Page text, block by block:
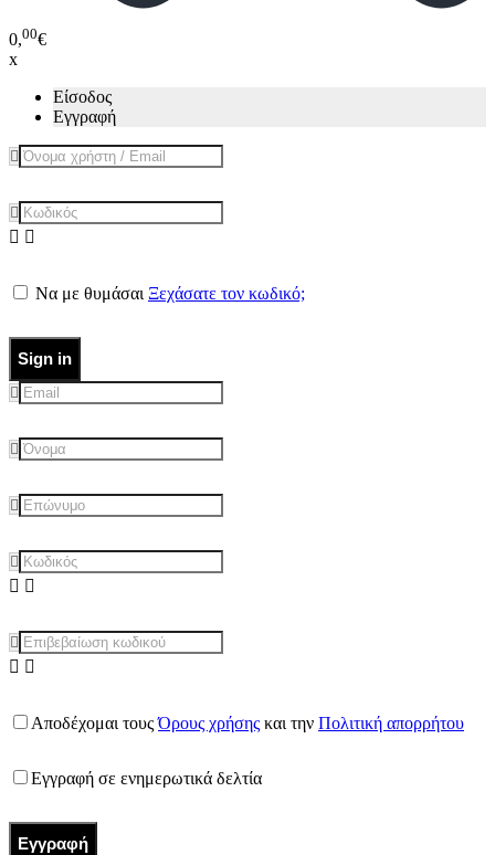
0,00€
x
Είσοδος
Εγγραφή
Να με θυμάσαι Ξεχάσατε τον κωδικό;
Sign in
Αποδέχομαι τουςΌρους χρήσης και την Πολιτική απορρήτου
Εγγραφή σε ενημερωτικά δελτία
Εγγραφή